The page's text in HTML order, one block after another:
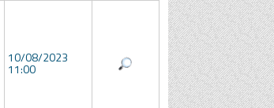
10/08/2023
11:00